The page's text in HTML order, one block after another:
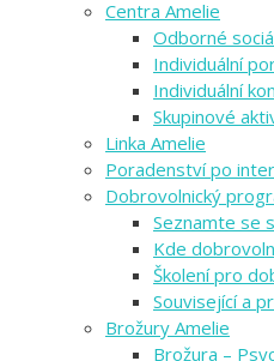
Centra Amelie
Odborné
Individuální
Individuální
Skupinové
Linka Amelie
Poradenství po
Dobrovolnický
Seznamte se
Kde
Školení pro
Související a
Brožury Amelie
Brožura –